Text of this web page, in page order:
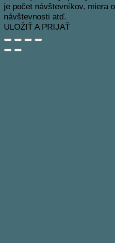
je počet návštevníkov, miera
návštevnosti atď.
ULOŽIŤ A PRIJAŤ